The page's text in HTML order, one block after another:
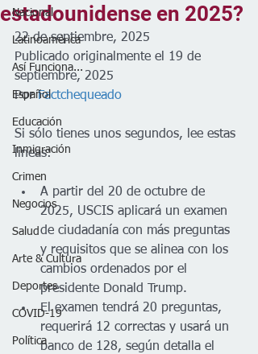
Nacional
Latinoamérica
Así Funciona...
Español
Educación
Inmigración
Crimen
Negocios
Salud
Arte & Cultura
Deportes
COVID-19
Política
estadounidense en 2025?
22 de septiembre, 2025
Publicado originalmente el 19 de
septiembre, 2025
Por Factchequeado
Si sólo tienes unos segundos, lee estas
líneas:
A partir del 20 de octubre de
2025, USCIS aplicará un examen
de ciudadanía con más preguntas
y requisitos que se alinea con los
cambios ordenados por el
presidente Donald Trump.
El examen tendrá 20 preguntas,
requerirá 12 correctas y usará un
banco de 128, según detalla el